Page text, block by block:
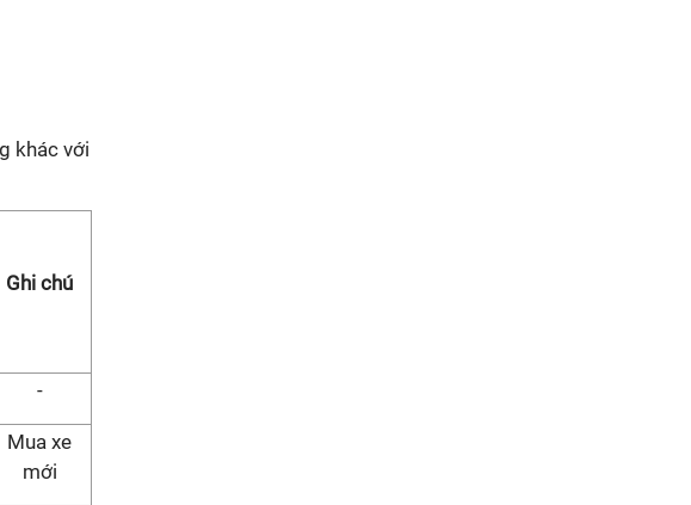
khác với
Ghi chú
-
Mua xe
mới